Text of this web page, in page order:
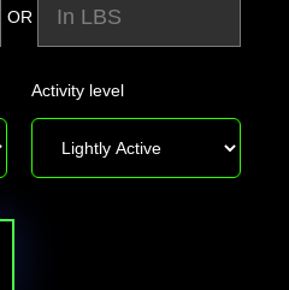
OR
Activity level